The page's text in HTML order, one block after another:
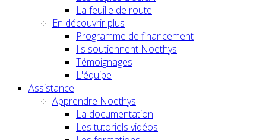
La feuille de route
En découvrir plus
Programme de financement
Ils soutiennent Noethys
Témoignages
L'équipe
Assistance
Apprendre Noethys
La documentation
Les tutoriels vidéos